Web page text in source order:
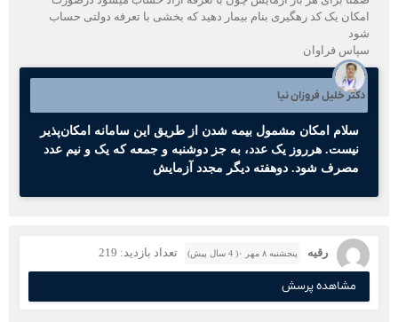
امکان یک کد رهگیری بنام بیمار دهید که بخشی با تعرفه دولتی حساب
شود
سپاس فراوان
دکتر خلیل فروزان نیا
سلام امکان مشمول بیمه شدن از طریق این سامانه امکان‌پذیر
نیست. هرروز یک عدد، به جز دوشنبه و جمعه که یک و نیم عدد
مصرف شود. دو‌هفته دیگر مجدد آزمایش
رقیه پنجشنبه ۸ مهر ۰( 4 سال پیش) تعداد بازدید: 219
مشاهده پرسش